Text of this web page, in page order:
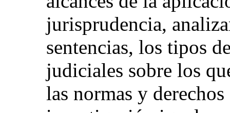
jurisprudencia,
sentencias, los tipos
judiciales sobre los
las normas y